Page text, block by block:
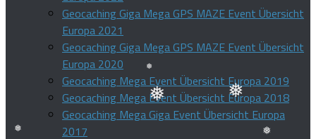
❅
❅
Geocaching Giga Mega GPS MAZE Event Übersicht
Europa 2021
Geocaching Giga Mega GPS MAZE Event Übersicht
Europa 2020
Geocaching Mega Event Übersicht Europa 2019
Geocaching Mega Event Übersicht Europa 2018
Geocaching Mega Giga Event Übersicht Europa
2017